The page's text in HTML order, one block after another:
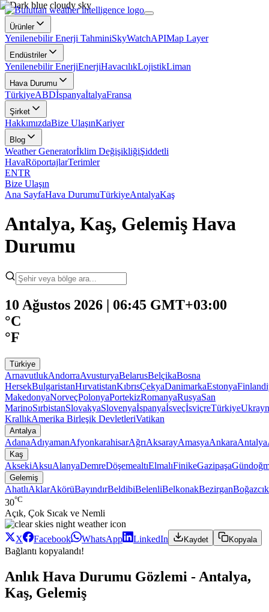
Ürünler
Yenilenebilir Enerji TahminiSkyWatchAPIMap Layer
Endüstriler
Yenilenebilir EnerjiEnerjiHavacılıkLojistikLiman
Hava Durumu
TürkiyeABDİspanyaİtalyaFransa
Şirket
HakkımızdaBize UlaşınKariyer
Blog
Weather Generatorİklim DeğişikliğiŞiddetli
HavaRöportajlarTerimler
ENTR
Bize Ulaşın
Ana SayfaHava DurumuTürkiyeAntalyaKaş
Antalya, Kaş, Gelemiş Hava
Durumu
10 Ağustos 2026 | 06:45 GMT+03:00
°C
°F
Türkiye
ArnavutlukAndorraAvusturyaBelarusBelçikaBosna
HersekBulgaristanHırvatistanKıbrısÇekyaDanimarkaEstonya
MakedonyaNorveçPolonyaPortekizRomanyaRusyaSan
MarinoSırbistanSlovakyaSlovenyaİspanyaİsveçİsviçreTürkiye
KrallıkAmerika Birleşik DevletleriVatikan
Antalya
AdanaAdıyamanAfyonkarahisarAğrıAksarayAmasyaAnkaraAntalya
Kaş
AksekiAksuAlanyaDemreDöşemealtıElmalıFinikeGazipaşa
Gelemiş
AhatlıAklarAkörüBayındırBeldibiBelenliBelkonakBezirganBoğazcık
30°C
Açık, Çok Sıcak ve Nemli
X Facebook WhatsApp LinkedIn Kaydet Kopyala
Bağlantı kopyalandı!
Anlık Hava Durumu Gözlemi - Antalya,
Kaş, Gelemiş